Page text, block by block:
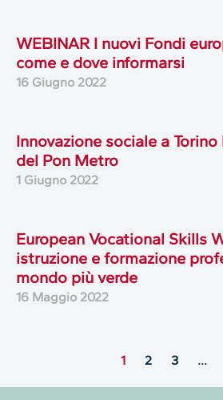
WEBINAR I nuovi Fondi
come e dove informarsi
16 Giugno 2022
Innovazione sociale a Torino
del Pon Metro
1 Giugno 2022
European Vocational Skills
istruzione e formazione
mondo più verde
16 Maggio 2022
1 2 3 …